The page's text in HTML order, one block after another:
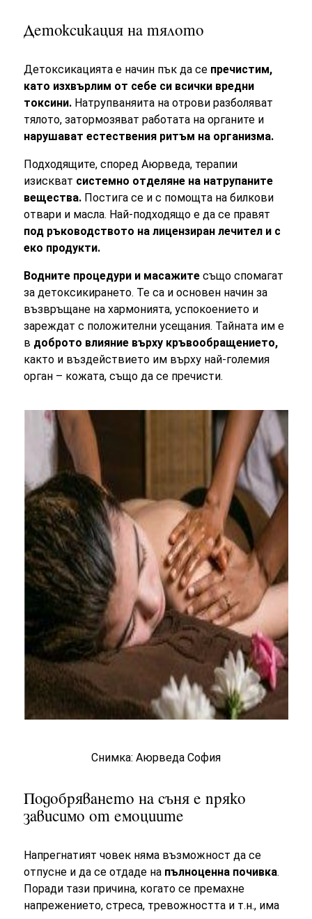
Детоксикация на тялото
Детоксикацията е начин пък да се пречистим,
като изхвърлим от себе си всички вредни
токсини. Натрупваняита на отрови разболяват
тялото, затормозяват работата на органите и
нарушават естествения ритъм на организма.
Подходящите, според Аюрведа, терапии
изискват системно отделяне на натрупаните
вещества. Постига се и с помощта на билкови
отвари и масла. Най-подходящо е да се правят
под ръководството на лицензиран лечител и с
еко продукти.
Водните процедури и масажитесъщо спомагат
за детоксикирането. Те са и основен начин за
възвръщане на хармонията, успокоението и
зареждат с положителни усещания. Тайната им е
в доброто влияние върху кръвообращението,
както и въздействието им върху най-големия
орган – кожата, също да се пречисти.
Снимка: Аюрведа София
Подобряването на съня е пряко
зависимо от емоциите
Напрегнатият човек няма възможност да се
отпусне и да се отдаде на пълноценна почивка.
Поради тази причина, когато се премахне
напрежението, стреса, тревожността и т.н., има